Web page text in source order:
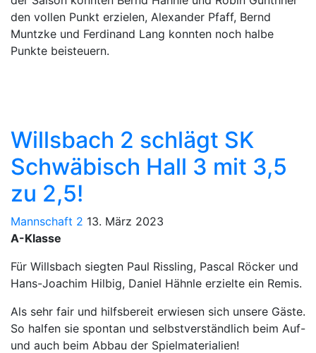
den vollen Punkt erzielen, Alexander Pfaff, Bernd
Muntzke und Ferdinand Lang konnten noch halbe
Punkte beisteuern.
Willsbach 2 schlägt SK
Schwäbisch Hall 3 mit 3,5
zu 2,5!
Mannschaft 2 13. März 2023
A-Klasse
Für Willsbach siegten Paul Rissling, Pascal Röcker und
Hans-Joachim Hilbig, Daniel Hähnle erzielte ein Remis.
Als sehr fair und hilfsbereit erwiesen sich unsere Gäste.
So halfen sie spontan und selbstverständlich beim Auf-
und auch beim Abbau der Spielmaterialien!